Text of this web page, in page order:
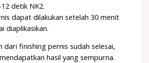
detik NK2.
dapat dilakukan setelah 30 menit
diaplikasikan.
dari finishing pernis sudah selesai,
hasil yang sempurna.